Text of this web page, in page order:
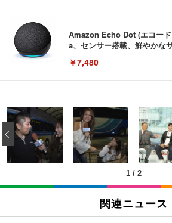
Amazon Echo Dot (エコー
a、センサー搭載、鮮やかな
￥7,480
[EdoErgo] オフィスチェア
い 跳ね上げ式アームレスト
キング pc 事務椅子 360度
ン樹脂ベース 通気性メッシ
(黒網+黒枠+黒足)
￥5,699
SIHOO B100 オフィスチェ
ュチェア 人間工学 疲れない
￥27,999
EIZO ビジネス向けプレミ
EV3240X-WT | 31.5型4K
イト
￥105,595
EIZO ビジネス向けプレミア
Amazonベーシック ペット
回使い捨て 無香料 ホワイト
￥3,373
Amazonベーシック ペット
x2袋(84枚) ホワイト(吸収面:
￥3,234
1 / 2
‹
関連ニュース